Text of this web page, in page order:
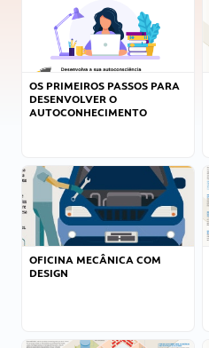
OS PRIMEIROS PASSOS PARA
DESENVOLVER O
AUTOCONHECIMENTO
OFICINA MECÂNICA COM
DESIGN